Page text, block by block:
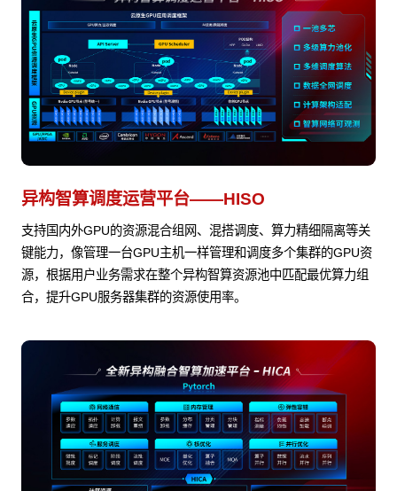
异构智算调度运营平台——HISO
支持国内外GPU的资源混合组网、混搭调度、算力精细隔离等关
键能力，像管理一台GPU主机一样管理和调度多个集群的GPU资
源，根据用户业务需求在整个异构智算资源池中匹配最优算力组
合，提升GPU服务器集群的资源使用率。